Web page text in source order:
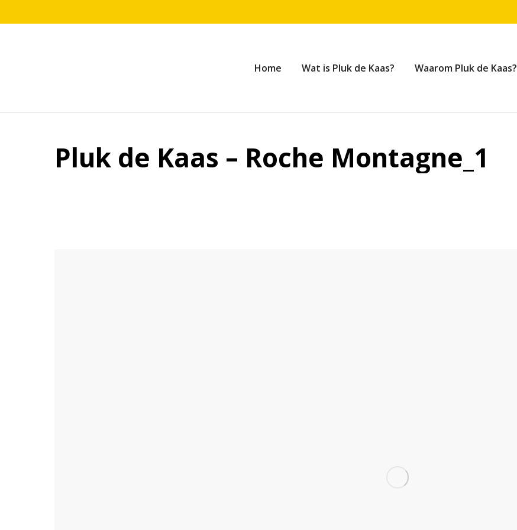
Home Wat is Pluk de Kaas? Waarom Pluk de Kaas?
Pluk de Kaas – Roche Montagne_1